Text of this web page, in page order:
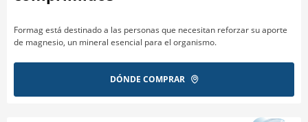
Formag está destinado a las personas que necesitan reforzar su aporte
de magnesio, un mineral esencial para el organismo.
DÓNDE COMPRAR